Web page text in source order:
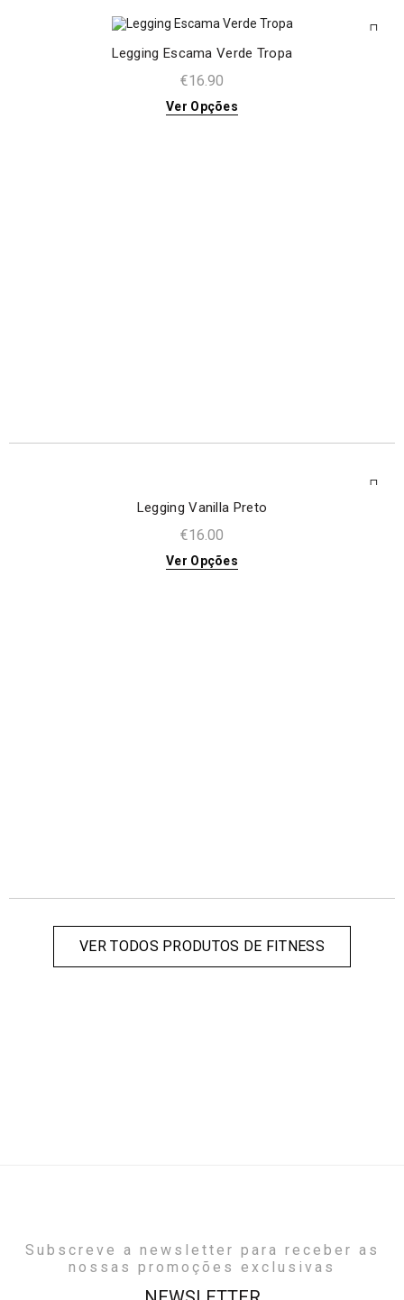
Legging Escama Verde Tropa
€16.90
Ver Opções
Legging Vanilla Preto
€16.00
Ver Opções
VER TODOS PRODUTOS DE FITNESS
Subscreve a newsletter para receber as
nossas promoções exclusivas